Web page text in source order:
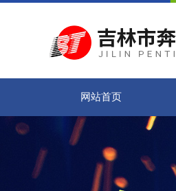
网站首页